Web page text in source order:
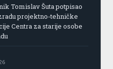
Tomislav Šuta potpisao
projektno-tehničke
Centra za starije osobe